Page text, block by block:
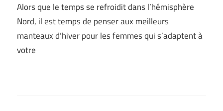
Alors que le temps se refroidit dans l’hémisphère
Nord, il est temps de penser aux meilleurs
manteaux d’hiver pour les femmes qui s’adaptent à
votre